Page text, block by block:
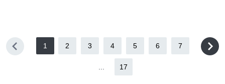
1 2 3 4 5 6 7
17